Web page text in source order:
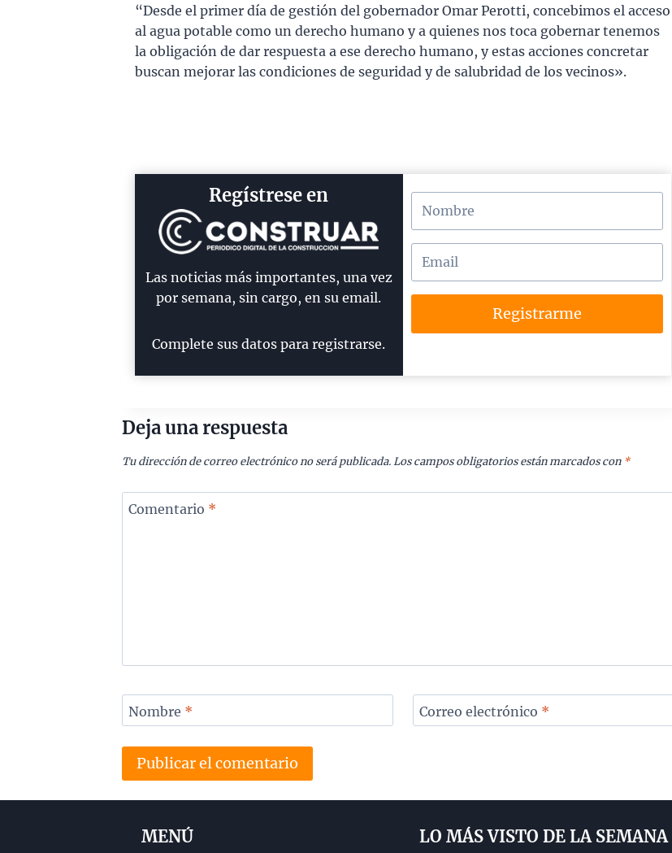
“Desde el primer día de gestión del gobernador Omar Perotti, concebimos el acceso
al agua potable como un derecho humano y a quienes nos toca gobernar tenemos
la obligación de dar respuesta a ese derecho humano, y estas acciones concretar
buscan mejorar las condiciones de seguridad y de salubridad de los vecinos».
Regístrese en
Las noticias más importantes, una vez
por semana, sin cargo, en su email.
Complete sus datos para registrarse.
Registrarme
Deja una respuesta
Tu dirección de correo electrónico no será publicada. Los campos obligatorios están marcados con *
Comentario *
Nombre * Correo electrónico *
MENÚ LO MÁS VISTO DE LA SEMANA